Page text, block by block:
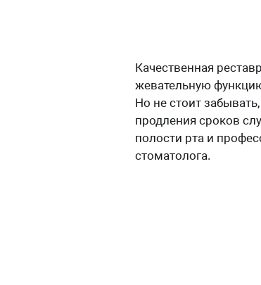
Качественная
жевательную
Но не стоит
продления сроков
полости рта и
стоматолога.